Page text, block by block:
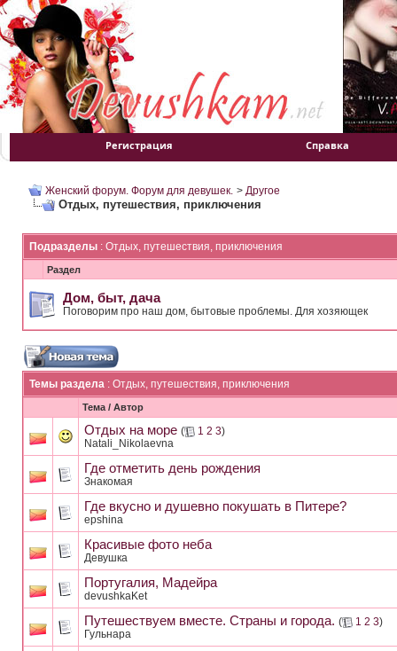
Регистрация Справка
Женский форум. Форум для девушек. > Другое
Отдых, путешествия, приключения
Подразделы : Отдых, путешествия, приключения
Раздел
Дом, быт, дача
Поговорим про наш дом, бытовые проблемы. Для хозяющек
Темы раздела : Отдых, путешествия, приключения
Тема / Автор
Отдых на море ( 1 2 3)
Natali_Nikolaevna
Где отметить день рождения
Знакомая
Где вкусно и душевно покушать в Питере?
epshina
Красивые фото неба
Девушка
Португалия, Мадейра
devushkaKet
Путешествуем вместе. Страны и города. ( 1 2 3)
Гульнара